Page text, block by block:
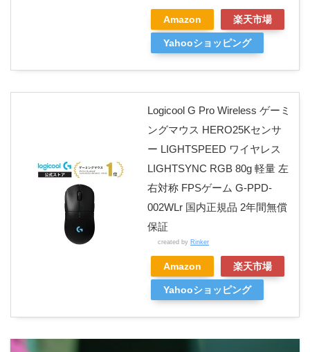
Amazon 楽天市場
Yahooショッピング
Logicool G Pro Wireless ゲーミ
ングマウス HERO25Kセンサ
ー LIGHTSPEED ワイヤレス
LIGHTSYNC RGB 80g 軽量 左
右対称 FPSゲーム G-PPD-
002WLr 国内正規品 2年間無償
保証
created by Rinker
Amazon 楽天市場
Yahooショッピング